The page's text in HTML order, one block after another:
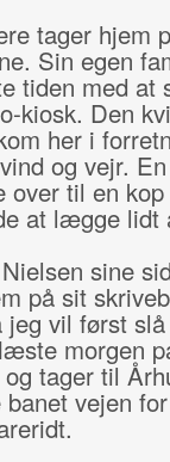
tager hjem
Sin egen
tiden med at
kiosk. Den
her i
og vejr.
over til en
at lægge lidt
sine
på sit
vil først
morgen
tager til
vejen